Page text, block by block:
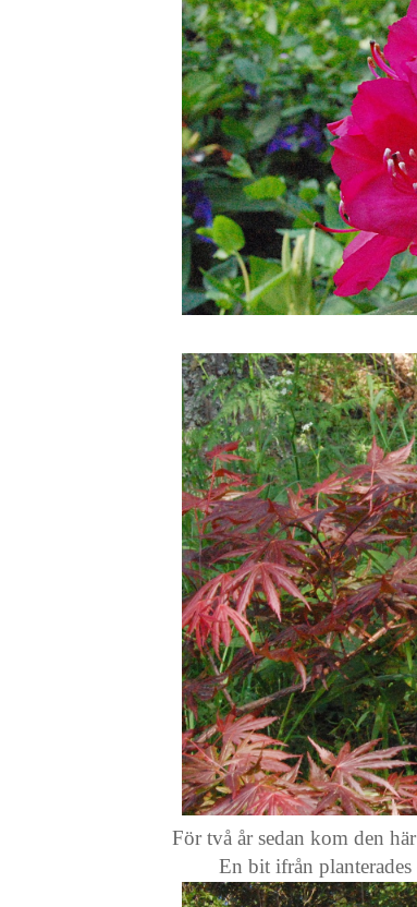
För två år sedan kom den
En bit ifrån